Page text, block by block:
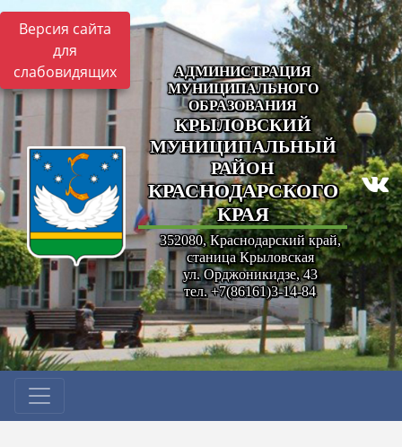
Версия сайта
для
слабовидящих
АДМИНИСТРАЦИЯ
МУНИЦИПАЛЬНОГО
ОБРАЗОВАНИЯ
КРЫЛОВСКИЙ
МУНИЦИПАЛЬНЫЙ
РАЙОН
КРАСНОДАРСКОГО
КРАЯ
352080, Краснодарский край,
станица Крыловская
ул. Орджоникидзе, 43
тел. +7(86161)3-14-84